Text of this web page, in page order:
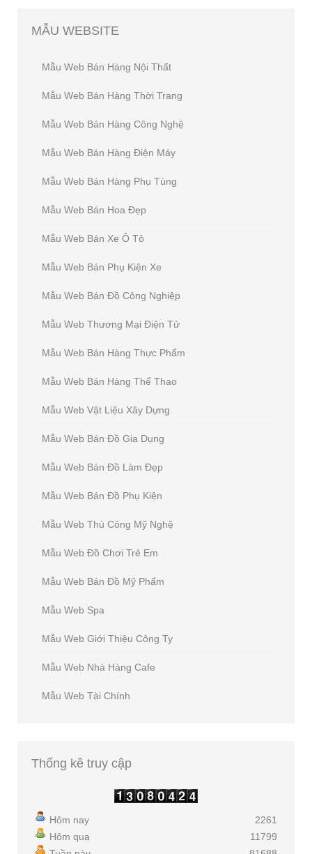
MẪU WEBSITE
Mẫu Web Bán Hàng Nội Thất
Mẫu Web Bán Hàng Thời Trang
Mẫu Web Bán Hàng Công Nghệ
Mẫu Web Bán Hàng Điện Máy
Mẫu Web Bán Hàng Phụ Tùng
Mẫu Web Bán Hoa Đẹp
Mẫu Web Bán Xe Ô Tô
Mẫu Web Bán Phụ Kiện Xe
Mẫu Web Bán Đồ Công Nghiệp
Mẫu Web Thương Mại Điện Tử
Mẫu Web Bán Hàng Thực Phẩm
Mẫu Web Bán Hàng Thể Thao
Mẫu Web Vật Liệu Xây Dựng
Mẫu Web Bán Đồ Gia Dụng
Mẫu Web Bán Đồ Làm Đẹp
Mẫu Web Bán Đồ Phụ Kiện
Mẫu Web Thủ Công Mỹ Nghệ
Mẫu Web Đồ Chơi Trẻ Em
Mẫu Web Bán Đồ Mỹ Phẩm
Mẫu Web Spa
Mẫu Web Giới Thiệu Công Ty
Mẫu Web Nhà Hàng Cafe
Mẫu Web Tài Chính
Thống kê truy cập
Hôm nay
Hôm qua
2261
11799